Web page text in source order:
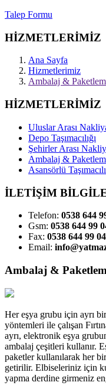
Talep Formu
HİZMETLERİMİZ
Ana Sayfa
Hizmetlerimiz
Ambalaj &
HİZMETLERİMİZ
Uluslar Arası
Depo Taşımacılığı
Şehirler Arası
Ambalaj &
Asansörlü
İLETİŞİM
Telefon: 0538 644
Gsm: 0538 644 99
Fax: 0538 644 99 04
Email:
Ambalaj &
Her eşya grubu için ayrı
yöntemleri ile çalışan
ayrı, elektronik eşya
ambalaj çeşitleri kullanır.
paketler kullanılarak her
getirilir. Elbiseleriniz için
yapma derdine girmeniz